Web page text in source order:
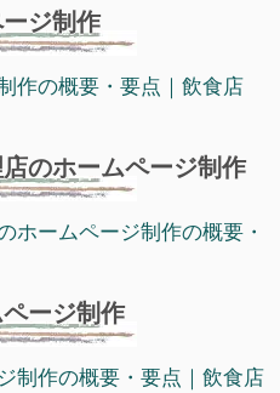
ジ制作
作の概要・要点｜飲食店
のホームページ制作
ホームページ制作の概要・
ージ制作
制作の概要・要点｜飲食店